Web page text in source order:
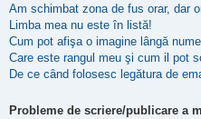
Am schimbat zona de fus orar, dar
Limba mea nu este în listă!
Cum pot afişa o imagine lângă
Care este rangul meu şi cum il pot
De ce când folosesc legătura de
Probleme de scriere/publicare a